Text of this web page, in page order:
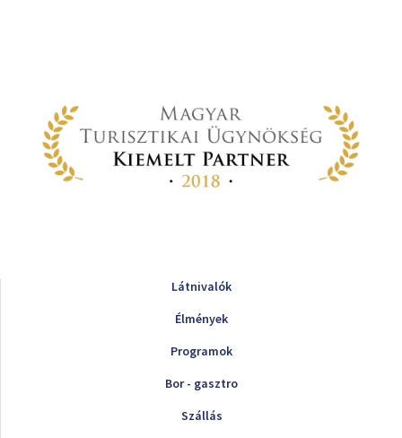
Látnivalók
Élmények
Programok
Bor - gasztro
Szállás